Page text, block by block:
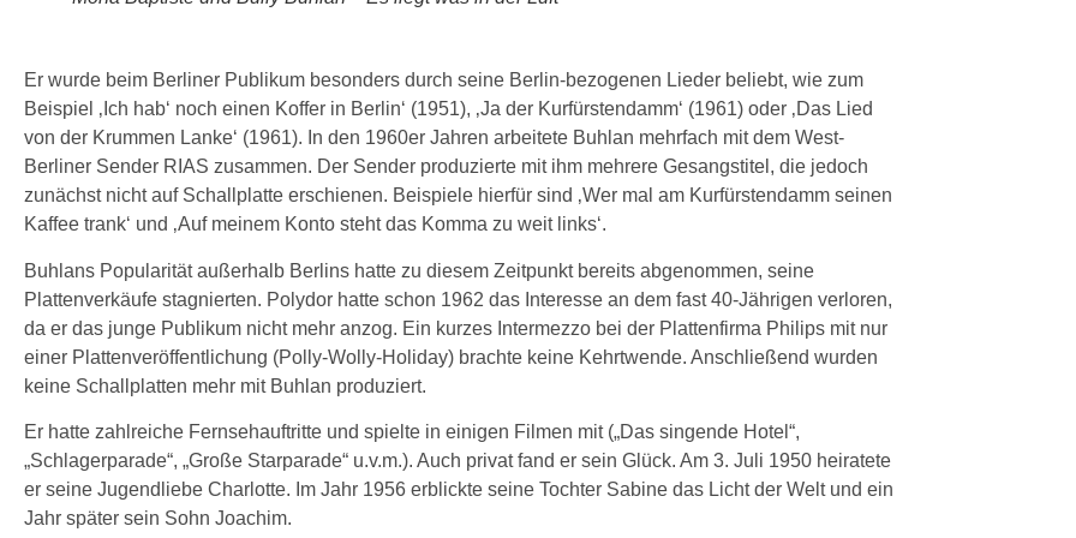
Er wurde beim Berliner Publikum besonders durch seine Berlin-bezogenen Lieder beliebt, wie zum
Beispiel ‚Ich hab‘ noch einen Koffer in Berlin‘ (1951), ‚Ja der Kurfürstendamm‘ (1961) oder ‚Das Lied
von der Krummen Lanke‘ (1961). In den 1960er Jahren arbeitete Buhlan mehrfach mit dem West-
Berliner Sender RIAS zusammen. Der Sender produzierte mit ihm mehrere Gesangstitel, die jedoch
zunächst nicht auf Schallplatte erschienen. Beispiele hierfür sind ‚Wer mal am Kurfürstendamm seinen
Kaffee trank‘ und ‚Auf meinem Konto steht das Komma zu weit links‘.
Buhlans Popularität außerhalb Berlins hatte zu diesem Zeitpunkt bereits abgenommen, seine
Plattenverkäufe stagnierten. Polydor hatte schon 1962 das Interesse an dem fast 40-Jährigen verloren,
da er das junge Publikum nicht mehr anzog. Ein kurzes Intermezzo bei der Plattenfirma Philips mit nur
einer Plattenveröffentlichung (Polly-Wolly-Holiday) brachte keine Kehrtwende. Anschließend wurden
keine Schallplatten mehr mit Buhlan produziert.
Er hatte zahlreiche Fernsehauftritte und spielte in einigen Filmen mit („Das singende Hotel“,
„Schlagerparade“, „Große Starparade“ u.v.m.). Auch privat fand er sein Glück. Am 3. Juli 1950 heiratete
er seine Jugendliebe Charlotte. Im Jahr 1956 erblickte seine Tochter Sabine das Licht der Welt und ein
Jahr später sein Sohn Joachim.